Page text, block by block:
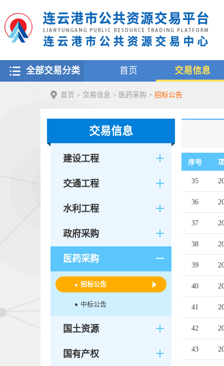
全部交易分类 首页 交易信息
首页 > 交易信息 > 医药采购 > 招标公告
交易信息
建设工程
交通工程
水利工程
政府采购
医药采购
招标公告
中标公告
国土资源
国有产权
序号
35
36
37
38
39
40
41
42
43